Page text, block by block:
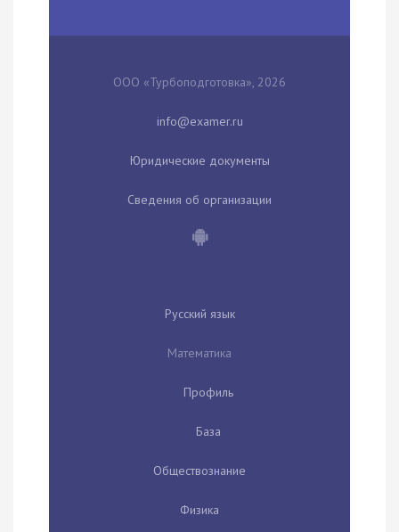
ООО «Турбоподготовка», 2026
Юридические документы
Сведения об организации
Русский язык
Математика
Профиль
База
Обществознание
Физика